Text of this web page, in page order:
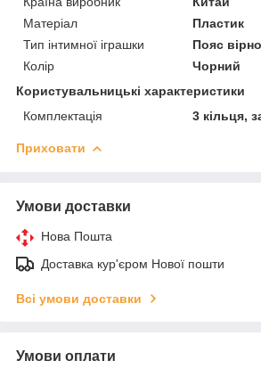
Матеріал
Пластик
Тип інтимної іграшки
Пояс
Колір
Чорний
Користувальницькі характеристики
Комплектація
3 кільця,
Приховати
Умови доставки
Нова Пошта
Доставка кур'єром Нової пошти
Всі умови доставки
Умови оплати